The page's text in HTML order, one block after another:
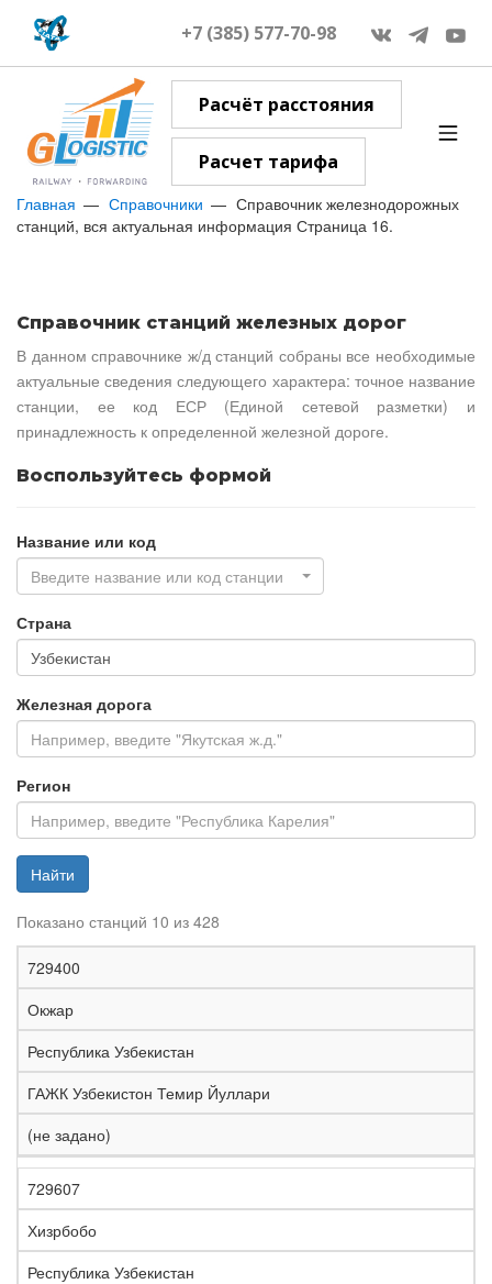
+7 (385) 577-70-98
Расчёт расстояния
Расчет тарифа
Главная Справочники
Справочник железнодорожных
станций, вся актуальная информация Страница 16.
Справочник станций железных дорог
В данном справочнике ж/д станций собраны все необходимые
актуальные сведения следующего характера: точное название
станции, ее код ЕСР (Единой сетевой разметки) и
принадлежность к определенной железной дороге.
Воспользуйтесь формой
Название или код
Введите название или код станции
Страна
Железная дорога
Регион
Найти
Показано станций 10 из 428
К
о
д
Н
а
з
в
а
н
и
е
С
т
а
н
а
е
е
з
н
а
я
о
о
а
е
и
н
729400
Окжар
Республика Узбекистан
ГАЖК Узбекистон Темир Йуллари
(не задано)
729607
Хизрбобо
Республика Узбекистан